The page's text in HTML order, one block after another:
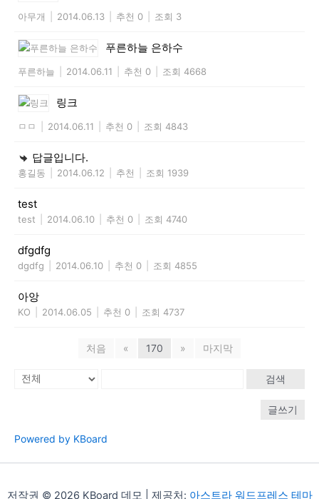
아무개 2014.06.13 추천 0 조회 3
푸른하늘 은하수
푸른하늘 2014.06.11 추천 0 조회 4668
링크
ㅁㅁ 2014.06.11 추천 0 조회 4843
답글입니다.
홍길동 2014.06.12 추천 조회 1939
test
test 2014.06.10 추천 0 조회 4740
dfgdfg
dgdfg 2014.06.10 추천 0 조회 4855
아앙
KO 2014.06.05 추천 0 조회 4737
처음 « 170 » 마지막
검색
글쓰기
Powered by KBoard
저작권 © 2026 KBoard 데모 | 제공처: 아스트라 워드프레스 테마